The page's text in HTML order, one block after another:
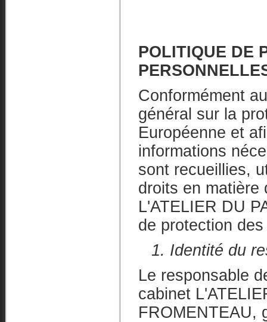
POLITIQUE DE
Conformément
général sur la
Européenne et
informations
sont recueillies,
droits en matière
L'ATELIER DU
de protection
1. Identité du
Le responsable
cabinet
FROMENTEAU,